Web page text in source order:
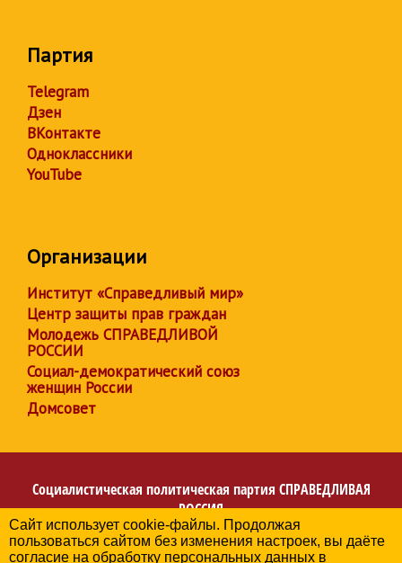
Партия
Telegram
Дзен
ВКонтакте
Одноклассники
YouTube
Организации
Институт «Справедливый мир»
Центр защиты прав граждан
Молодежь СПРАВЕДЛИВОЙ
РОССИИ
Социал-демократический союз
женщин России
Домсовет
Социалистическая политическая партия СПРАВЕДЛИВАЯ
РОССИЯ
Региональное отделение партии в Республике
Башкортостан
Сайт использует cookie-файлы. Продолжая
пользоваться сайтом без изменения настроек, вы даёте
согласие на обработку персональных данных в